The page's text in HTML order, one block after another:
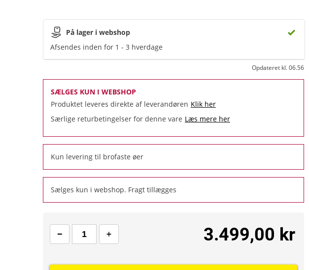
På lager i webshop
Afsendes inden for 1 - 3 hverdage
Opdateret kl. 06.56
SÆLGES KUN I WEBSHOP
Produktet leveres direkte af leverandøren Klik her
Særlige returbetingelser for denne vare Læs mere her
Kun levering til brofaste øer
Sælges kun i webshop. Fragt tillægges
3.499,00 kr